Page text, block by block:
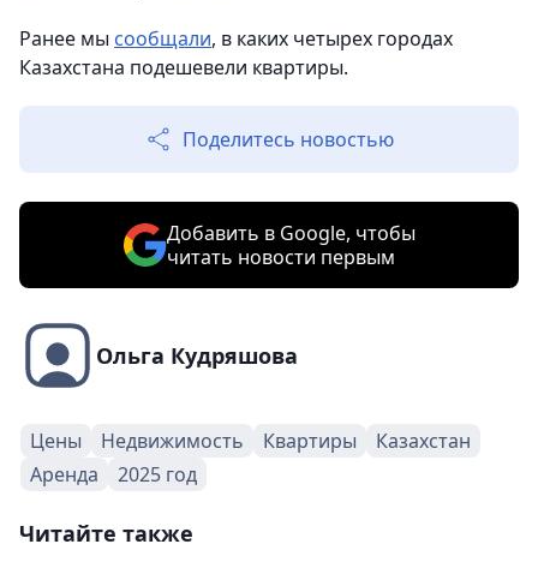
Ранее мы сообщали, в каких четырех городах
Казахстана подешевели квартиры.
Поделитесь новостью
Добавить в Google, чтобы
читать новости первым
Ольга Кудряшова
Цены Недвижимость Квартиры
Казахстан
Аренда
2025 год
Читайте также